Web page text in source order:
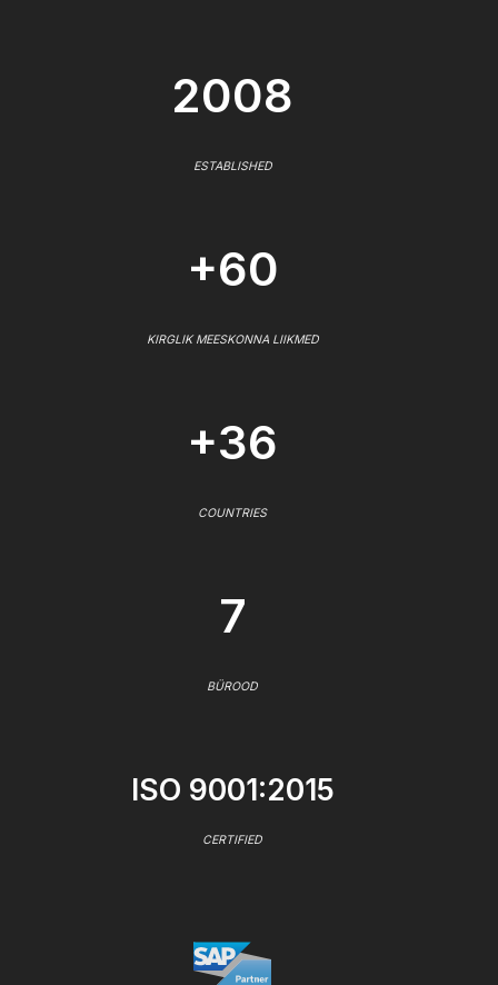
2008
ESTABLISHED
+60
KIRGLIK MEESKONNA LIIKMED
+36
COUNTRIES
7
BÜROOD
ISO 9001:2015
CERTIFIED